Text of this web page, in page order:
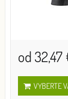
od 32,47
VYBERTE